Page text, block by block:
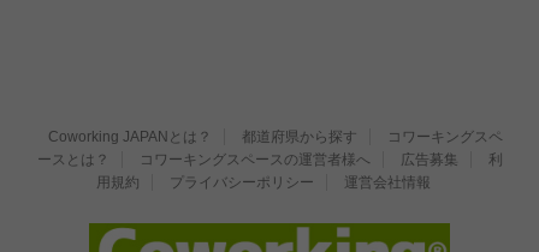
Coworking JAPANとは？ 都道府県から探す
コワーキングスペ
ースとは？
コワーキングスペースの運営者様へ 広告募集
利
用規約
プライバシーポリシー 運営会社情報